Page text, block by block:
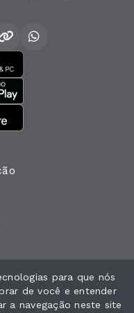
para que nós
de você e entender
a navegação neste site